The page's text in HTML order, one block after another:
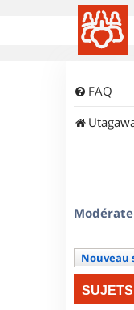
FAQ
Nouveau
SUJETS